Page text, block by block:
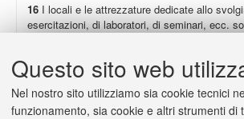
Questo sito web
Nel nostro sito utilizziamo sia cookie tecnici
funzionamento, sia cookie e altri strumenti di
16I locali e le attrezzature dedicate allo
esercitazioni, di laboratori, di seminari, ecc.
Totale
I anno